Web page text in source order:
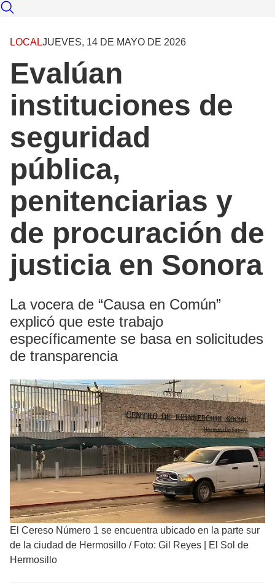
LOCALJUEVES, 14 DE MAYO DE 2026
Evalúan
instituciones de
seguridad
pública,
penitenciarias y
de procuración de
justicia en Sonora
La vocera de “Causa en Común”
explicó que este trabajo
específicamente se basa en solicitudes
de transparencia
El Cereso Número 1 se encuentra ubicado en la parte sur
de la ciudad de Hermosillo / Foto: Gil Reyes | El Sol de
Hermosillo